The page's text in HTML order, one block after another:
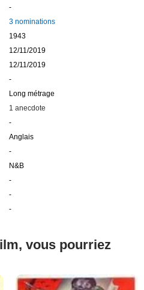
-
3 nominations
1943
12/11/2019
12/11/2019
-
Long métrage
1 anecdote
-
Anglais
-
N&B
-
-
-
vous pourriez